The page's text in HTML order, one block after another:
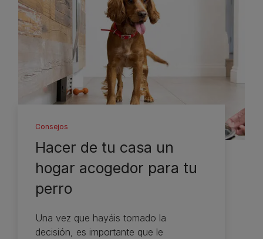
Consejos
Hacer de tu casa un
hogar acogedor para tu
perro
Una vez que hayáis tomado la
decisión, es importante que le